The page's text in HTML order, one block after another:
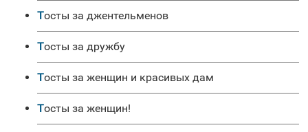
Тосты за джентельменов
Тосты за дружбу
Тосты за женщин и красивых дам
Тосты за женщин!